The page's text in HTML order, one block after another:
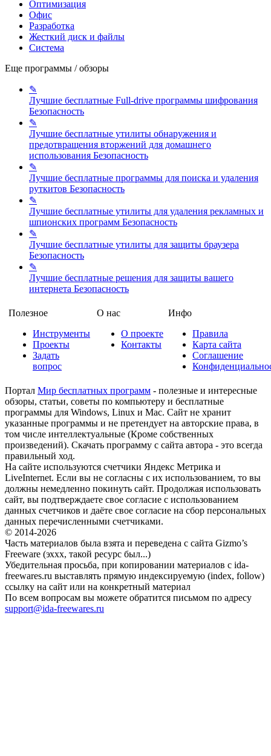
Оптимизация
Офис
Разработка
Жесткий диск и файлы
Система
Еще программы / обзоры
✎
Лучшие бесплатные Full-drive программы шифрования
Безопасность
✎
Лучшие бесплатные утилиты обнаружения и
предотвращения вторжений для домашнего
использования Безопасность
✎
Лучшие бесплатные программы для поиска и удаления
руткитов Безопасность
✎
Лучшие бесплатные утилиты для удаления рекламных и
шпионских программ Безопасность
✎
Лучшие бесплатные утилиты для защиты браузера
Безопасность
✎
Лучшие бесплатные решения для защиты вашего
интернета Безопасность
Полезное
Инструменты
Проекты
Задать
вопрос
О нас
О проекте
Контакты
Инфо
Правила
Карта сайта
Соглашение
Портал Мир бесплатных программ - полезные и интересные
обзоры, статьи, советы по компьютеру и бесплатные
программы для Windows, Linux и Mac. Сайт не хранит
указанные программы и не претендует на авторские права, в
том числе интеллектуальные (Кроме собственных
произведений). Скачать программу с сайта автора - это всегда
правильный ход.
На сайте используются счетчики Яндекс Метрика и
LiveInternet. Если вы не согласны с их использованием, то вы
должны немедленно покинуть сайт. Продолжая использовать
сайт, вы подтверждаете свое согласие с использованием
данных счетчиков и даёте свое согласие на сбор персональных
данных перечисленными счетчиками.
© 2014-2026
Часть материалов была взята и переведена с сайта Gizmo’s
Freeware (эххх, такой ресурс был...)
Убедительная просьба, при копировании материалов с ida-
freewares.ru выставлять прямую индексируемую (index, follow)
ссылку на сайт или на конкретный материал
По всем вопросам вы можете обратится письмом по адресу
support@ida-freewares.ru